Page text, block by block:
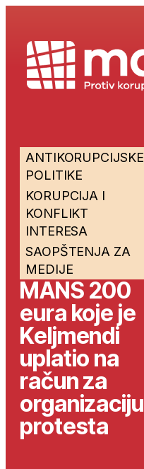
ANTIKORUPCIJSKE
POLITIKE
KORUPCIJA I
KONFLIKT
INTERESA
SAOPŠTENJA ZA
MEDIJE
MANS 200
eura koje je
Keljmendi
uplatio na
račun za
organizaciju
protesta